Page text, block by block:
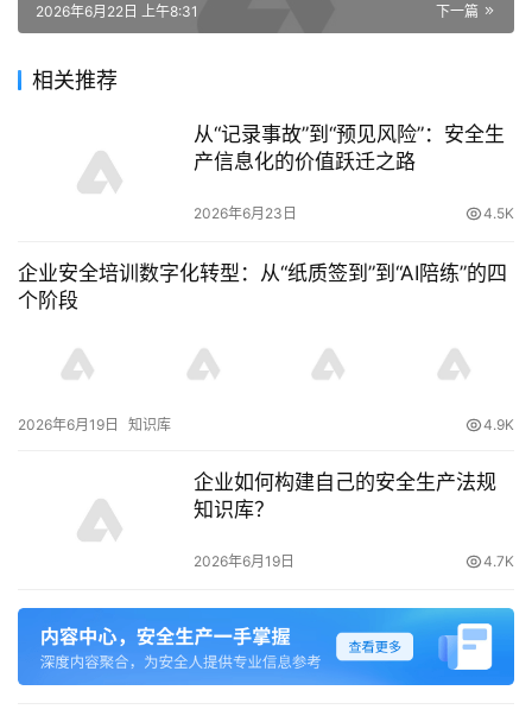
下一篇
2026年6月22日 上午8:31
相关推荐
从“记录事故”到“预见风险”：安全生
产信息化的价值跃迁之路
2026年6月23日 4.5K
企业安全培训数字化转型：从“纸质签到”到“AI陪练”的四
个阶段
2026年6月19日 知识库 4.9K
企业如何构建自己的安全生产法规
知识库？
2026年6月19日 4.7K